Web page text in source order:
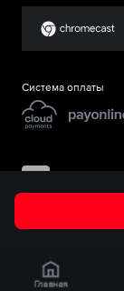
Система оплаты
Главная